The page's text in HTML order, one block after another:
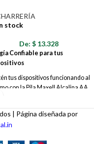
stock
De: $ 13.328
Confiable para tus
tus dispositivos funcionando al
con la Pila Maxell Alcalina AA,
de energía confiable y
que necesitas. Este paquete
5 pilas AA, perfectas para una
gama de aparatos electrónicos,
| Página diseñada por